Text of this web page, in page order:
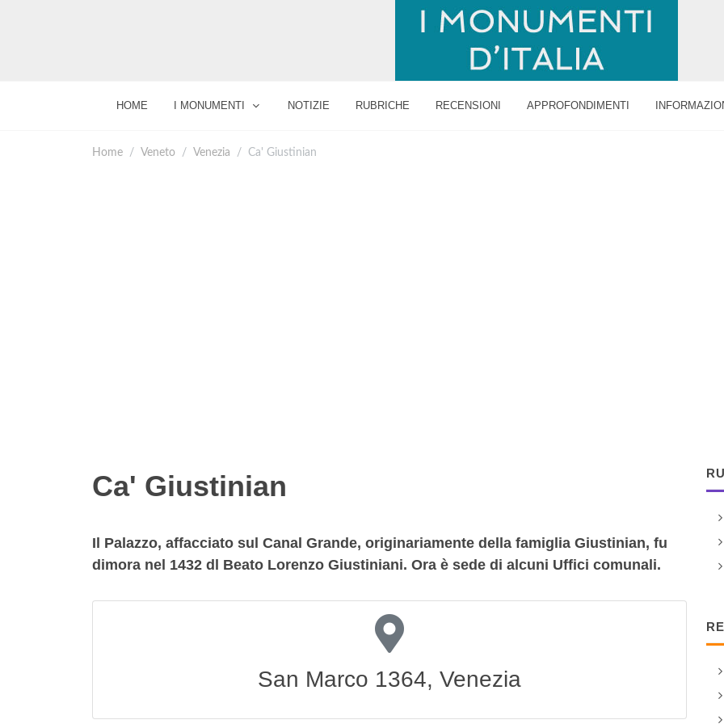
HOME I MONUMENTI NOTIZIE RUBRICHE RECENSIONI APPROFONDIMENTI
Home Veneto Venezia Ca' Giustinian
Ca' Giustinian
Il Palazzo, affacciato sul Canal Grande, originariamente della famiglia Giustinian, fu
dimora nel 1432 dl Beato Lorenzo Giustiniani. Ora è sede di alcuni Uffici comunali.
San Marco 1364, Venezia